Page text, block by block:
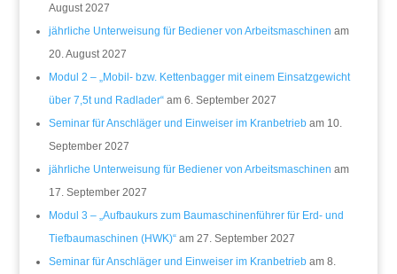
August 2027
jährliche Unterweisung für Bediener von Arbeitsmaschinen am
20. August 2027
Modul 2 – „Mobil- bzw. Kettenbagger mit einem Einsatzgewicht
über 7,5t und Radlader“am 6. September 2027
Seminar für Anschläger und Einweiser im Kranbetriebam 10.
September 2027
jährliche Unterweisung für Bediener von Arbeitsmaschinen am
17. September 2027
Modul 3 – „Aufbaukurs zum Baumaschinenführer für Erd- und
Tiefbaumaschinen (HWK)“am 27. September 2027
Seminar für Anschläger und Einweiser im Kranbetriebam 8.